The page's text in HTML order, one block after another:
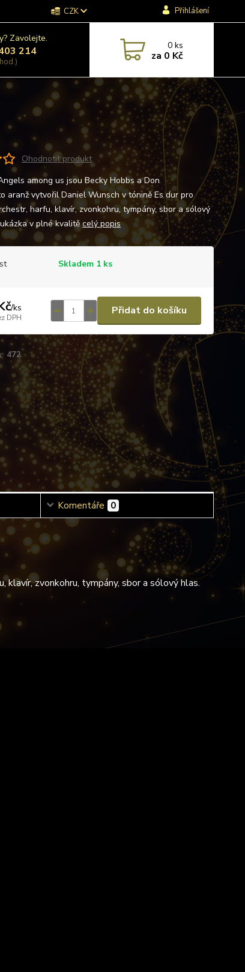
CZK Přihlášení
Zavolejte.
214 0ks
za 0 Kč
Ohodnotit produkt
among us jsou Becky Hobbs a Don
aranž vytvořil Daniel Wunsch v tónině Es dur pro
harfu, klavír, zvonkohru, tympány, sbor a sólový
v plné kvalitěcelý popis
Skladem 1 ks
/ks
DPH
Přidat do košíku
472
Komentáře 0
zvonkohru, tympány, sbor a sólový hlas.